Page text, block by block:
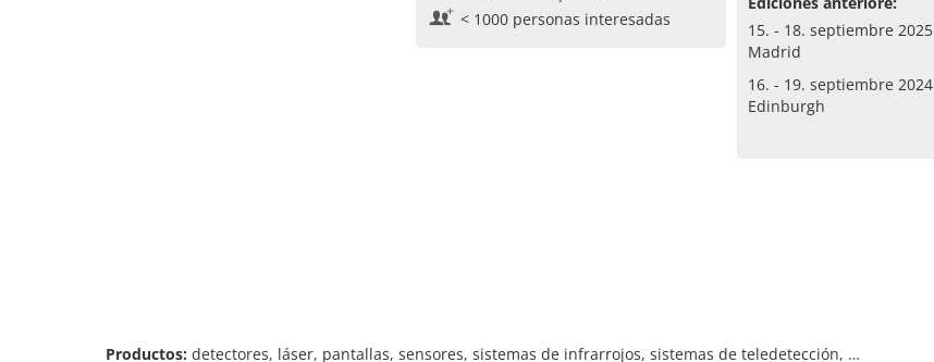
< 1000 personas interesadas
15. - 18. septiembre 2025
Madrid
16. - 19. septiembre 2024
Edinburgh
Productos: detectores, láser, pantallas, sensores, sistemas de infrarrojos, sistemas de teledetección, …